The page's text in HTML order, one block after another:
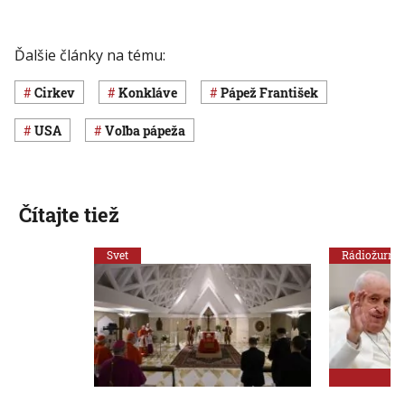
Ďalšie články na tému:
cirkev Konkláve pápež František
USA Voľba pápeža
Čítajte tiež
Svet Rádiožurnál